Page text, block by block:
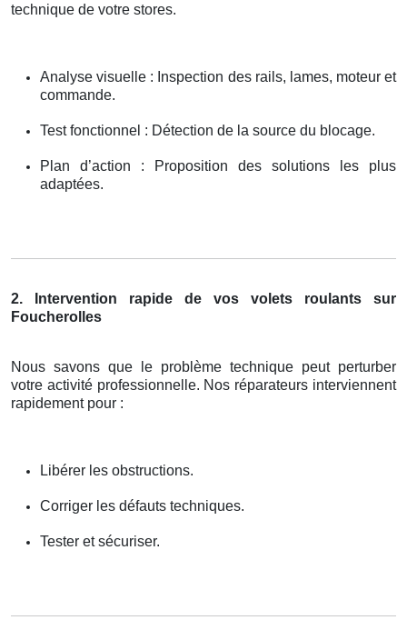
technique de votre stores.
Analyse visuelle : Inspection des rails, lames, moteur et
commande.
Test fonctionnel : Détection de la source du blocage.
Plan d’action : Proposition des solutions les plus
adaptées.
2. Intervention rapide de vos volets roulants sur
Foucherolles
Nous savons que le problème technique peut perturber
votre activité professionnelle. Nos réparateurs interviennent
rapidement pour :
Libérer les obstructions.
Corriger les défauts techniques.
Tester et sécuriser.